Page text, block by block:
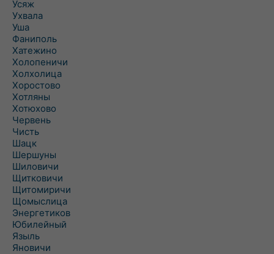
Усяж
Ухвала
Уша
Фаниполь
Хатежино
Холопеничи
Холхолица
Хоростово
Хотляны
Хотюхово
Червень
Чисть
Шацк
Шершуны
Шиловичи
Щитковичи
Щитомиричи
Щомыслица
Энергетиков
Юбилейный
Языль
Яновичи